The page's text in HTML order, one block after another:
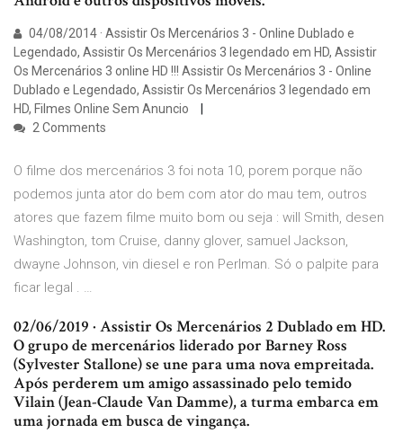
04/08/2014 · Assistir Os Mercenários 3 - Online Dublado e
Legendado, Assistir Os Mercenários 3 legendado em HD, Assistir
Os Mercenários 3 online HD !!! Assistir Os Mercenários 3 - Online
Dublado e Legendado, Assistir Os Mercenários 3 legendado em
HD, Filmes Online Sem Anuncio
2 Comments
O filme dos mercenários 3 foi nota 10, porem porque não
podemos junta ator do bem com ator do mau tem, outros
atores que fazem filme muito bom ou seja : will Smith, desen
Washington, tom Cruise, danny glover, samuel Jackson,
dwayne Johnson, vin diesel e ron Perlman. Só o palpite para
ficar legal . …
02/06/2019 · Assistir Os Mercenários 2 Dublado em HD.
O grupo de mercenários liderado por Barney Ross
(Sylvester Stallone) se une para uma nova empreitada.
Após perderem um amigo assassinado pelo temido
Vilain (Jean-Claude Van Damme), a turma embarca em
uma jornada em busca de vingança.